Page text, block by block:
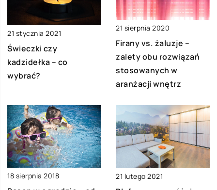
21 stycznia 2021
Świeczki czy
kadzidełka – co
wybrać?
21 sierpnia 2020
Firany vs. żaluzje –
zalety obu rozwiązań
stosowanych w
aranżacji wnętrz
18 sierpnia 2018 21 lutego 2021